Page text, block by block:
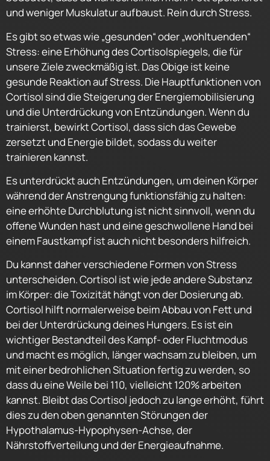
und weniger Muskulatur aufbaust. Rein durch Stress.
Es gibt so etwas wie „gesunden“ oder „wohltuenden“
Stress: eine Erhöhung des Cortisolspiegels, die für
unsere Ziele zweckmäßig ist. Das Obige ist keine
gesunde Reaktion auf Stress. Die Hauptfunktionen von
Cortisol sind die Steigerung der Energiemobilisierung
und die Unterdrückung von Entzündungen. Wenn du
trainierst, bewirkt Cortisol, dass sich das Gewebe
zersetzt und Energie bildet, sodass du weiter
trainieren kannst.
Es unterdrückt auch Entzündungen, um deinen Körper
während der Anstrengung funktionsfähig zu halten:
eine erhöhte Durchblutung ist nicht sinnvoll, wenn du
offene Wunden hast und eine geschwollene Hand bei
einem Faustkampf ist auch nicht besonders hilfreich.
Du kannst daher verschiedene Formen von Stress
unterscheiden. Cortisol ist wie jede andere Substanz
im Körper: die Toxizität hängt von der Dosierung ab.
Cortisol hilft normalerweise beim Abbau von Fett und
bei der Unterdrückung deines Hungers. Es ist ein
wichtiger Bestandteil des Kampf- oder Fluchtmodus
und macht es möglich, länger wachsam zu bleiben, um
mit einer bedrohlichen Situation fertig zu werden, so
dass du eine Weile bei 110, vielleicht 120% arbeiten
kannst. Bleibt das Cortisol jedoch zu lange erhöht, führt
dies zu den oben genannten Störungen der
Hypothalamus-Hypophysen-Achse, der
Nährstoffverteilung und der Energieaufnahme.